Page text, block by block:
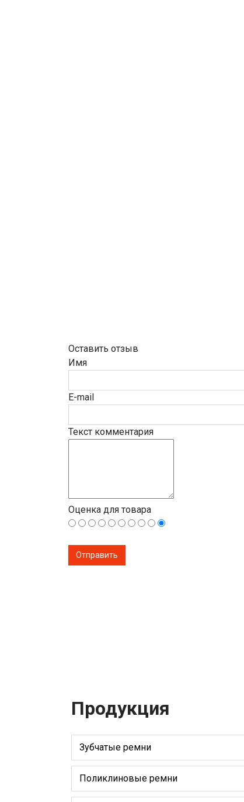
Оставить отзыв
Имя
E-mail
Текст комментария
Оценка для товара
Продукция
Зубчатые ремни
Поликлиновые ремни